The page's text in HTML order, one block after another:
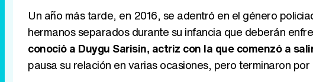
Un año más tarde, en 2016, se adentró en el género
hermanos separados durante su infancia que deberán
conoció a Duygu Sarisin, actriz con la que comenzó a
pausa su relación en varias ocasiones, pero terminaron